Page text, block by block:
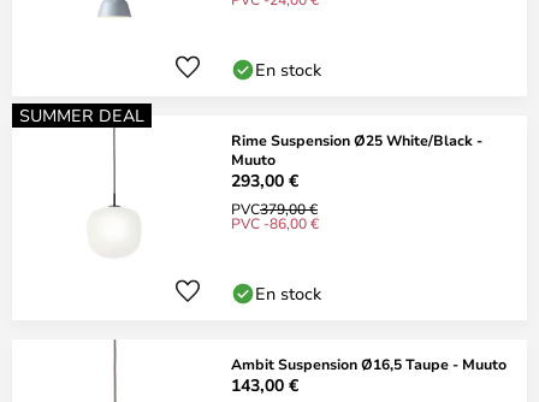
En stock
SUMMER DEAL
Rime Suspension Ø25 White/Black -
Muuto
293,00 €
PVC379,00 €
PVC -86,00 €
En stock
Ambit Suspension Ø16,5 Taupe - Muuto
143,00 €